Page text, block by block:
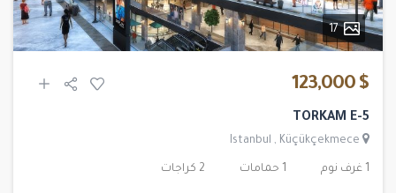
17
$ 123,000
TORKAM E-5
Istanbul , Küçükçekmece
1 غرف نوم 1 حمامات 2 كراجات